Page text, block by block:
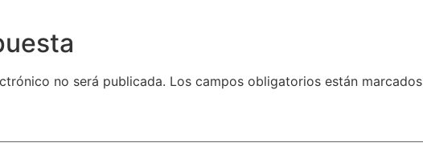
no será publicada. Los campos obligatorios están marcados